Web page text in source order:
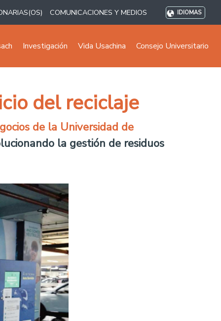
COMUNICACIONES Y MEDIOS IDIOMAS
Investigación Vida Usachina Consejo Universitario
del reciclaje
de la Universidad de
la gestión de residuos